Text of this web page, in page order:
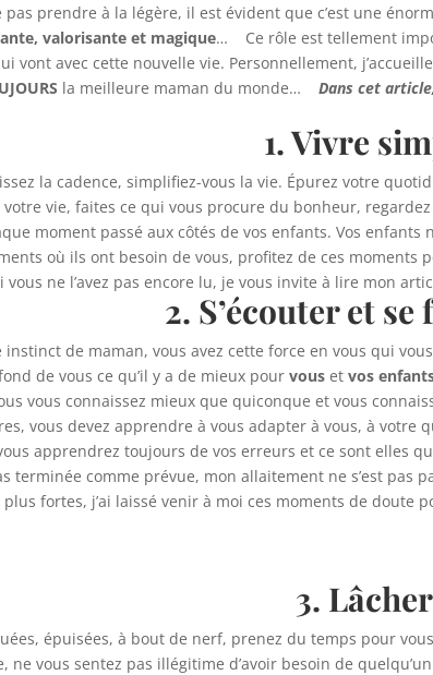
prendre à la légère, il est évident que c’est une
valorisante et magique… Ce rôle est tellement
vont avec cette nouvelle vie. Personnellement,
la meilleure maman du monde…Dans cet
1. Vivre
la cadence, simplifiez-vous la vie. Épurez votre
vie, faites ce qui vous procure du bonheur,
moment passé aux côtés de vos enfants. Vos
où ils ont besoin de vous, profitez de ces moments
ne l’avez pas encore lu, je vous invite à lire mon article
2. S’écouter et
instinct de maman, vous avez cette force en vous qui
de vous ce qu’il y a de mieux pourvous etvos
vous connaissez mieux que quiconque et vous
vous devez apprendre à vous adapter à vous, à
vous apprendrez toujours de vos erreurs et ce sont
terminée comme prévue, mon allaitement ne s’est pas
plus fortes, j’ai laissé venir à moi ces moments de
3.
épuisées, à bout de nerf, prenez du temps pour
ne vous sentez pas illégitime d’avoir besoin de